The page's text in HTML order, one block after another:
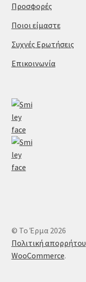
Προσφορές
Ποιοι είμαστε
Συχνές Ερωτήσεις
Επικοινωνία
© Το Έρμα 2026
Πολιτική απορρήτου
WooCommerce.